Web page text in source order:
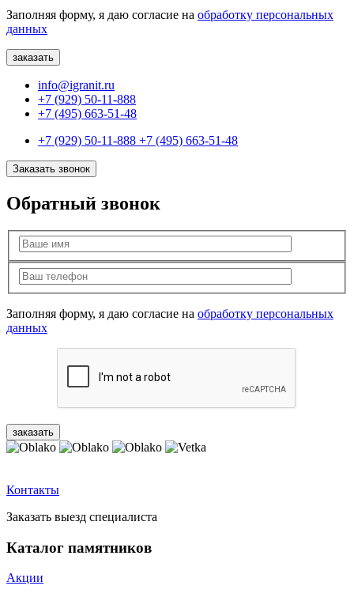
Заполняя форму, я даю согласие на обработку персональных
данных
info@igranit.ru
+7 (929) 50-11-888
+7 (495) 663-51-48
+7 (929) 50-11-888 +7 (495) 663-51-48
Заказать звонок
Обратный звонок
Заполняя форму, я даю согласие на обработку персональных
данных
Контакты
Заказать выезд специалиста
Каталог памятников
Акции